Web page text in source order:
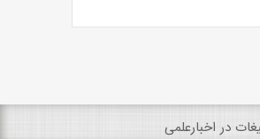
در اخبارعلمی